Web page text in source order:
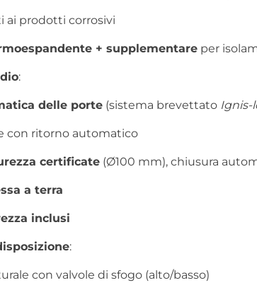
ai prodotti corrosivi
+ supplementare per
:
delle porte (sistema brevettato Ignis-
con ritorno automatico
certificate (Ø100 mm), chiusura
a terra
inclusi
:
con valvole di sfogo (alto/basso)